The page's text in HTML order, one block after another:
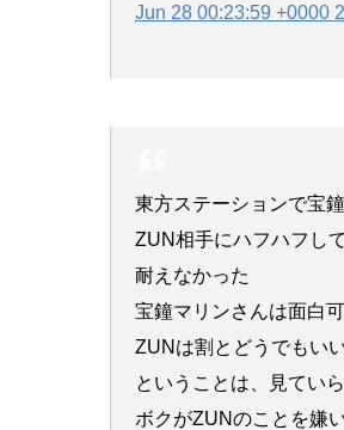
Jun 28 00:23:59 +0000
東方ステーションで宝
ZUN相手にハフハフし
耐えなかった
宝鐘マリンさんは面白
ZUNは割とどうでもい
ということは、見てい
ボクがZUNのことを嫌